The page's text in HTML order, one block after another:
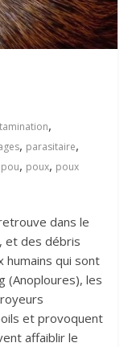
,
, parasitaire,
pou, poux, poux
dans le
et des débris
humains qui sont
(Anoploures), les
et provoquent
affaiblir le